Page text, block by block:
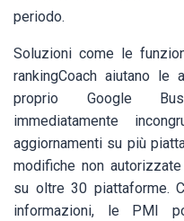
periodo.
Soluzioni come le
rankingCoach aiutano
proprio Google
immediatamente
aggiornamenti su più
modifiche non
su oltre 30 piattaforme.
informazioni, le PMI